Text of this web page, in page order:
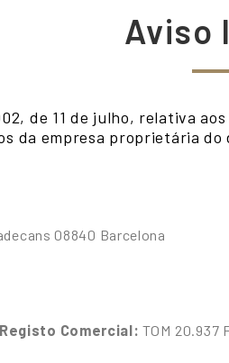
Aviso
de 11 de julho, relativa
da empresa proprietária do
08840 Barcelona
Comercial: TOM 20.937